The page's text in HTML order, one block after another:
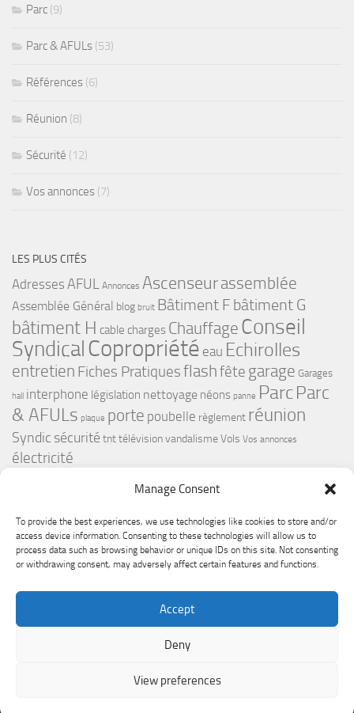
Manage Consent
To provide the best experiences, we use technologies like cookies to store and/or
access device information. Consenting to these technologies will allow us to
process data such as browsing behavior or unique IDs on this site. Not consenting
or withdrawing consent, may adversely affect certain features and functions.
Accept
Deny
View preferences
Parc (9)
Parc & AFULs (53)
Références (6)
Réunion (8)
Sécurité (12)
Vos annonces (7)
LES PLUS CITÉS
Adresses AFUL Annonces Ascenseurassemblée
Assemblée Général blog bruit Bâtiment F bâtiment G
bâtiment H cable charges Chauffage Conseil
Syndical Copropriété eau Echirolles
entretien Fiches Pratiquesflashfête garage Garages
hall interphone législation nettoyage néons panne ParcParc
& AFULs plaque porte poubelle règlement réunion
Syndic sécurité tnttélévisionvandalismeVols Vos annonces
électricité
réservés.